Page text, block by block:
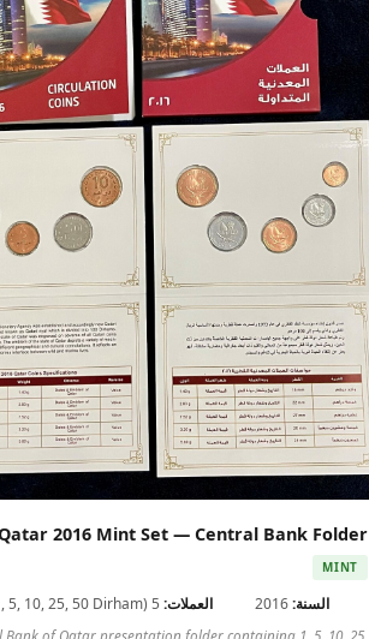
2016 Mint Set — Central Bank Folder
MINT
السنة:2016 العملات: